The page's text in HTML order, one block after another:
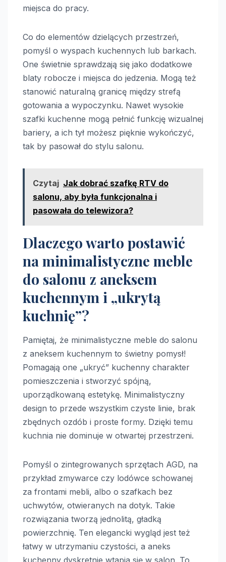
miejsca do pracy.
Co do elementów dzielących przestrzeń,
pomyśl o wyspach kuchennych lub barkach.
One świetnie sprawdzają się jako dodatkowe
blaty robocze i miejsca do jedzenia. Mogą też
stanowić naturalną granicę między strefą
gotowania a wypoczynku. Nawet wysokie
szafki kuchenne mogą pełnić funkcję wizualnej
bariery, a ich tył możesz pięknie wykończyć,
tak by pasował do stylu salonu.
Czytaj Jak dobrać szafkę RTV do
salonu, aby była funkcjonalna i
pasowała do telewizora?
Dlaczego warto postawić
na minimalistyczne meble
do salonu z aneksem
kuchennym i „ukrytą
kuchnię”?
Pamiętaj, że minimalistyczne meble do salonu
z aneksem kuchennym to świetny pomysł!
Pomagają one „ukryć” kuchenny charakter
pomieszczenia i stworzyć spójną,
uporządkowaną estetykę. Minimalistyczny
design to przede wszystkim czyste linie, brak
zbędnych ozdób i proste formy. Dzięki temu
kuchnia nie dominuje w otwartej przestrzeni.
Pomyśl o zintegrowanych sprzętach AGD, na
przykład zmywarce czy lodówce schowanej
za frontami mebli, albo o szafkach bez
uchwytów, otwieranych na dotyk. Takie
rozwiązania tworzą jednolitą, gładką
powierzchnię. Ten elegancki wygląd jest też
łatwy w utrzymaniu czystości, a aneks